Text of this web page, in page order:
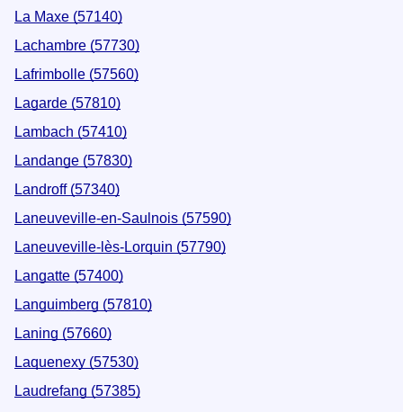
La Maxe (57140)
Lachambre (57730)
Lafrimbolle (57560)
Lagarde (57810)
Lambach (57410)
Landange (57830)
Landroff (57340)
Laneuveville-en-Saulnois (57590)
Laneuveville-lès-Lorquin (57790)
Langatte (57400)
Languimberg (57810)
Laning (57660)
Laquenexy (57530)
Laudrefang (57385)